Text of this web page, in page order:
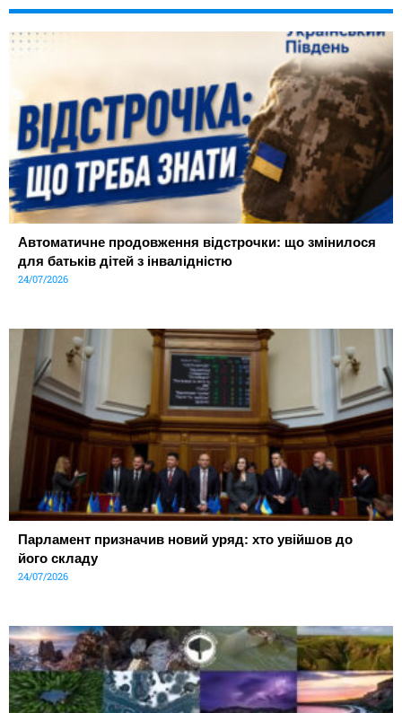
Автоматичне продовження відстрочки: що змінилося
для батьків дітей з інвалідністю
24/07/2026
Парламент призначив новий уряд: хто увійшов до
його складу
24/07/2026